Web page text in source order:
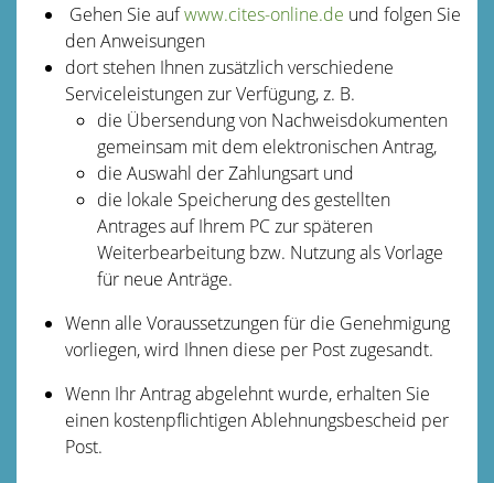
Gehen Sie aufwww.cites-online.de und folgen Sie
den Anweisungen
dort stehen Ihnen zusätzlich verschiedene
Serviceleistungen zur Verfügung, z. B.
die Übersendung von Nachweisdokumenten
gemeinsam mit dem elektronischen Antrag,
die Auswahl der Zahlungsart und
die lokale Speicherung des gestellten
Antrages auf Ihrem PC zur späteren
Weiterbearbeitung bzw. Nutzung als Vorlage
für neue Anträge.
Wenn alle Voraussetzungen für die Genehmigung
vorliegen, wird Ihnen diese per Post zugesandt.
Wenn Ihr Antrag abgelehnt wurde, erhalten Sie
einen kostenpflichtigen Ablehnungsbescheid per
Post.